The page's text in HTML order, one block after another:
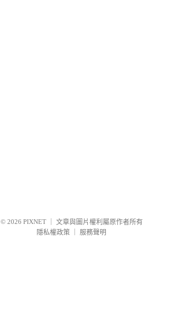
© 2026 PIXNET
文章與圖片權利屬原作者所有
隱私權政策
服務聲明